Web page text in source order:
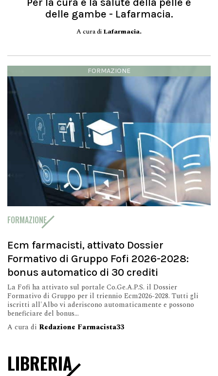
delle gambe - Lafarmacia.
A cura di Lafarmacia.
FORMAZIONE
FORMAZIONE
Ecm farmacisti, attivato Dossier
Formativo di Gruppo Fofi 2026-2028:
bonus automatico di 30 crediti
La Fofi ha attivato sul portale Co.Ge.A.P.S. il Dossier
Formativo di Gruppo per il triennio Ecm2026-2028. Tutti gli
iscritti all'Albo vi aderiscono automaticamente e possono
beneficiare del bonus...
A cura di Redazione Farmacista33
LIBRERIA